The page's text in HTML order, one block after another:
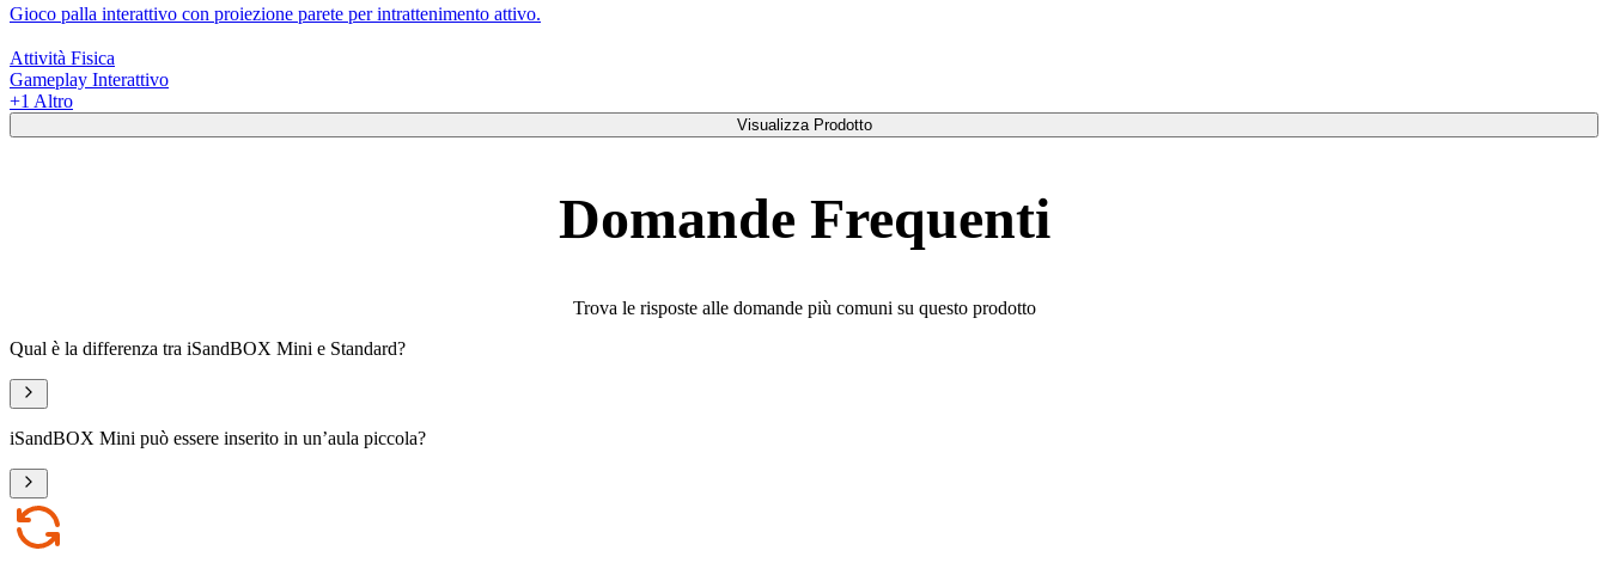
Gioco palla interattivo con proiezione parete per intrattenimento attivo.
Attività Fisica
Gameplay Interattivo
+1 Altro
Visualizza Prodotto
Domande Frequenti
Trova le risposte alle domande più comuni su questo prodotto
Qual è la differenza tra iSandBOX Mini e Standard?
iSandBOX Mini può essere inserito in un’aula piccola?